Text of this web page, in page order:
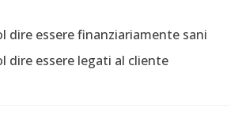
dire essere finanziariamente sani
dire essere legati al cliente